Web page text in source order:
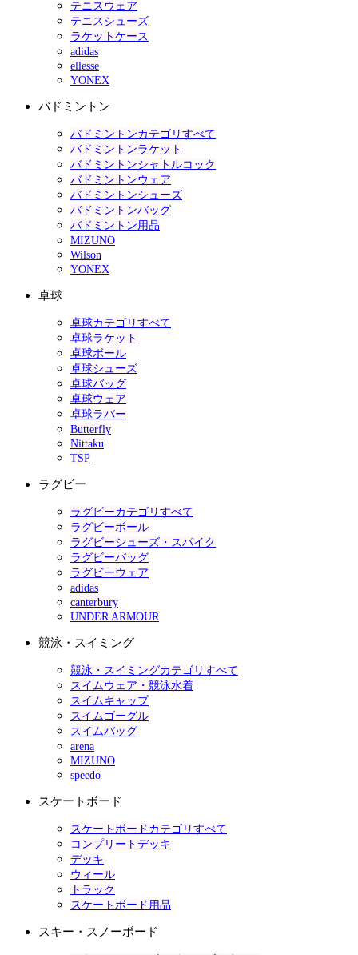
テニスウェア
テニスシューズ
ラケットケース
adidas
ellesse
YONEX
バドミントン
バドミントンカテゴリすべて
バドミントンラケット
バドミントンシャトルコック
バドミントンウェア
バドミントンシューズ
バドミントンバッグ
バドミントン用品
MIZUNO
Wilson
YONEX
卓球
卓球カテゴリすべて
卓球ラケット
卓球ボール
卓球シューズ
卓球バッグ
卓球ウェア
卓球ラバー
Butterfly
Nittaku
TSP
ラグビー
ラグビーカテゴリすべて
ラグビーボール
ラグビーシューズ・スパイク
ラグビーバッグ
ラグビーウェア
adidas
canterbury
UNDER ARMOUR
競泳・スイミング
競泳・スイミングカテゴリすべて
スイムウェア・競泳水着
スイムキャップ
スイムゴーグル
スイムバッグ
arena
MIZUNO
speedo
スケートボード
スケートボードカテゴリすべて
コンプリートデッキ
デッキ
ウィール
トラック
スケートボード用品
スキー・スノーボード